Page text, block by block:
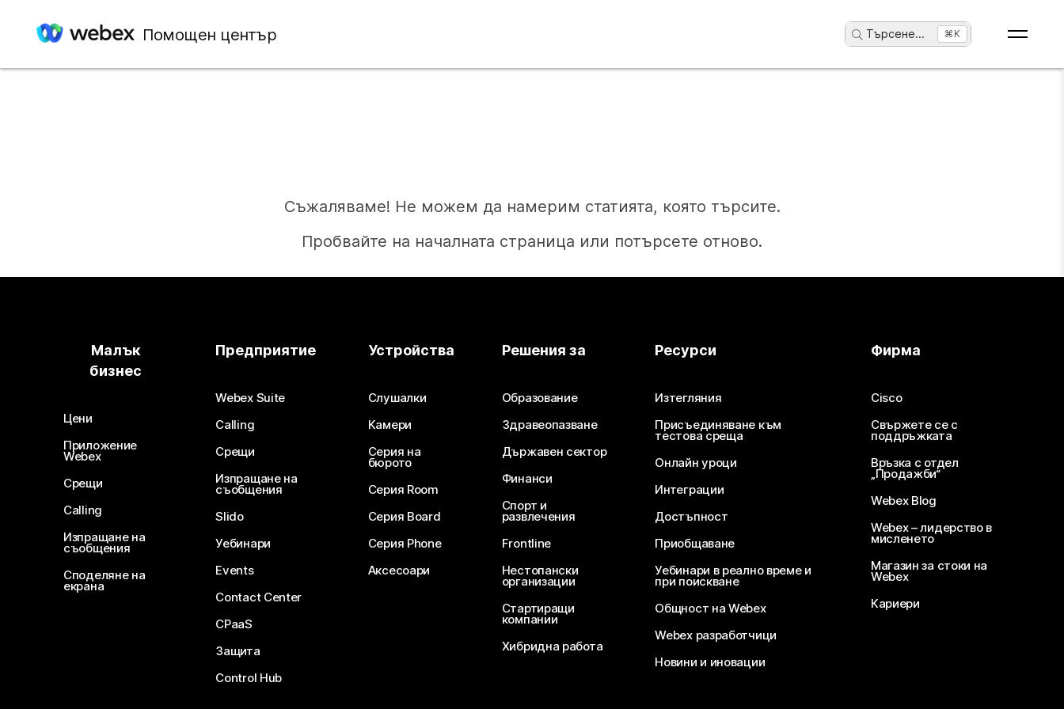
Помощен център Търсене... ⌘K
Съжаляваме! Не можем да намерим статията, която търсите.
Пробвайте на началната страница или потърсете отново.
Нуждаете се от отговор?
Изпратете въпрос
Малък
бизнес
Цени
Приложение
Webex
Срещи
Calling
Изпращане на
съобщения
Споделяне на
екрана
Предприятие
Webex Suite
Calling
Срещи
Изпращане на
съобщения
Slido
Уебинари
Events
Contact Center
CPaaS
Защита
Control Hub
Устройства
Слушалки
Камери
Серия на
бюрото
Серия Room
Серия Board
Серия Phone
Аксесоари
Решения за
Образование
Здравеопазване
Държавен сектор
Финанси
Спорт и
развлечения
Frontline
Нестопански
организации
Стартиращи
компании
Хибридна работа
Ресурси
Изтегляния
Присъединяване към
тестова среща
Онлайн уроци
Интеграции
Достъпност
Приобщаване
Уебинари в реално време и
при поискване
Общност на Webex
Webex разработчици
Новини и иновации
Фирма
Cisco
Свържете се с
поддръжката
Връзка с отдел
„Продажби“
Webex Blog
Webex – лидерство в
мисленето
Магазин за стоки на
Webex
Кариери